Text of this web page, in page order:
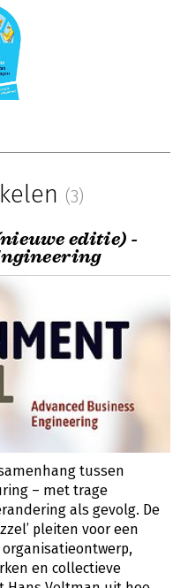
(3)
editie) -
tussen
– met trage
als gevolg. De
pleiten voor een
en collectieve